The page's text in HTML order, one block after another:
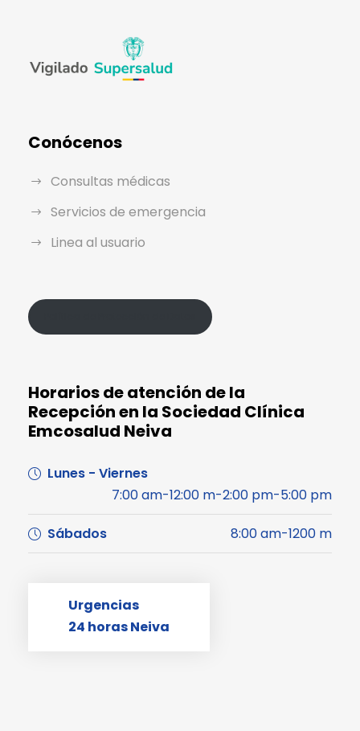
Conócenos
Consultas médicas
Servicios de emergencia
Linea al usuario
Horarios de atención de la
Recepción en la Sociedad Clínica
Emcosalud Neiva
Lunes - Viernes
7:00 am-12:00 m-2:00 pm-5:00 pm
Sábados 8:00 am-1200 m
Urgencias
24 horas Neiva